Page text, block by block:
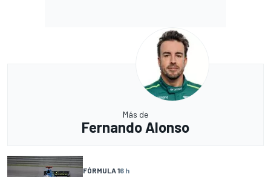
Más de
Fernando Alonso
FÓRMULA 16 h